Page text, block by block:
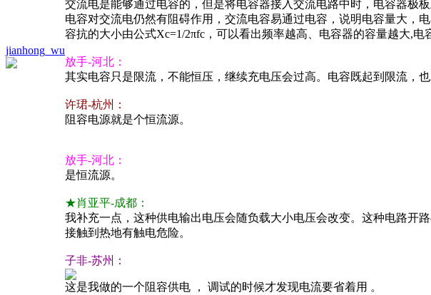
jianhong_wu
交流电是能够通过电容的，但是将电容器接入交流电路中时，电容器极
电容对交流电仍然有阻碍作用，交流电容易通过电容，说明电容量大，
容抗的大小由公式Xc=1/2πfc，可以看出频率越高、电容器的容量越大,电
放手-河北：
其实电容只是限流，不能恒压，继续充电压会过高。电容既起到限流，
许珺-杭州：
阻容电源就是个恒流源。
放手-河北：
是恒流源。
★肖亚平-成都：
我补充一点，这种供电输出电压会随负载大小电压会改变。这种电路开
接触到热地有触电危险。
子非-苏州：
这是我做的一个阻容供电 ， 调试的时候才发现电流要省着用 。